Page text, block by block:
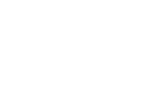
lượng vượt trội. Với hình
đại, sản phẩm này hứa